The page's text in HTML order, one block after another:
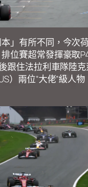
」有所不同，今次
位賽超常發揮豪取
跟住法拉利車隊陸
）兩位“大佬”級人